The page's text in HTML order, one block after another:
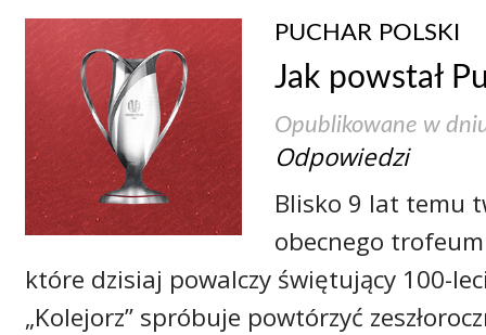
PUCHAR POLSKI
Jak powstał
Opublikowane w
Odpowiedzi
Blisko 9 lat temu
obecnego
które dzisiaj powalczy świętujący 100-
„Kolejorz” spróbuje powtórzyć